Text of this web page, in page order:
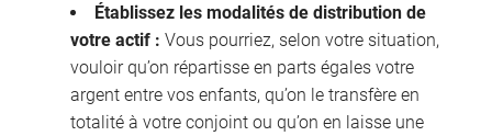
Établissez les modalités de distribution de
votre actif : Vous pourriez, selon votre situation,
vouloir qu’on répartisse en parts égales votre
argent entre vos enfants, qu’on le transfère en
totalité à votre conjoint ou qu’on en laisse une